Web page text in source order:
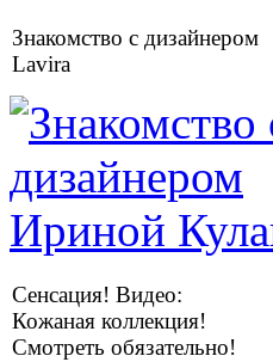
Знакомство с дизайнером
Lavira
Сенсация! Видео:
Кожаная коллекция!
Смотреть обязательно!